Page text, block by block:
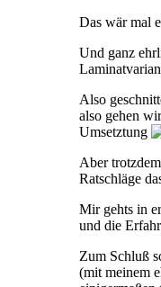
Das wär mal
Und ganz
Also
also gehen
Umsetztung
Aber
Ratschläge
Mir gehts in
und die
Zum Schluß
(mit meinem